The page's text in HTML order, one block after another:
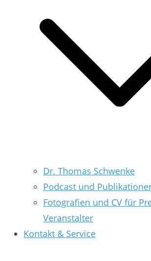
Dr. Thomas Schwenke
Podcast und
Fotografien und CV für
Veranstalter
Kontakt & Service